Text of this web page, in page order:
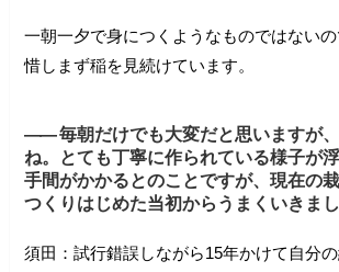
一朝一夕で身につくようなものではない
惜しまず稲を見続けています。
―― 毎朝だけでも大変だと思いますが
ね。とても丁寧に作られている様子が
手間がかかるとのことですが、現在の
つくりはじめた当初からうまくいきま
須田：試行錯誤しながら15年かけて自分